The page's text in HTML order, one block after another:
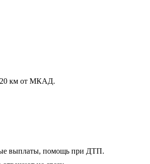
20 км от МКАД.
выплаты, помощь при ДТП.